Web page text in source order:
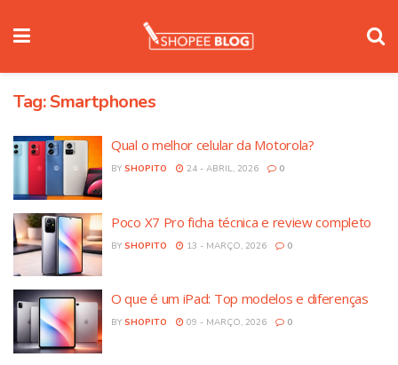
Tag:Smartphones
Qual o melhor celular da Motorola?
BY SHOPITO 24 - ABRIL, 2026 0
Poco X7 Pro ficha técnica e review completo
BY SHOPITO 13 - MARÇO, 2026 0
O que é um iPad: Top modelos e diferenças
BY SHOPITO 09 - MARÇO, 2026 0